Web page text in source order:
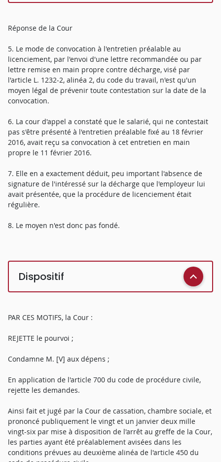
Réponse de la Cour
5. Le mode de convocation à l'entretien préalable au
licenciement, par l'envoi d'une lettre recommandée ou par
lettre remise en main propre contre décharge, visé par
l'article L. 1232-2, alinéa 2, du code du travail, n'est qu'un
moyen légal de prévenir toute contestation sur la date de la
convocation.
6. La cour d'appel a constaté que le salarié, qui ne contestait
pas s'être présenté à l'entretien préalable fixé au 18 février
2016, avait reçu sa convocation à cet entretien en main
propre le 11 février 2016.
7. Elle en a exactement déduit, peu important l'absence de
signature de l'intéressé sur la décharge que l'employeur lui
avait présentée, que la procédure de licenciement était
régulière.
8. Le moyen n'est donc pas fondé.
Dispositif
PAR CES MOTIFS, la Cour :
REJETTE le pourvoi ;
Condamne M. [V] aux dépens ;
En application de l'article 700 du code de procédure civile,
rejette les demandes.
Ainsi fait et jugé par la Cour de cassation, chambre sociale, et
prononcé publiquement le vingt et un janvier deux mille
vingt-six par mise à disposition de l'arrêt au greffe de la Cour,
les parties ayant été préalablement avisées dans les
conditions prévues au deuxième alinéa de l'article 450 du